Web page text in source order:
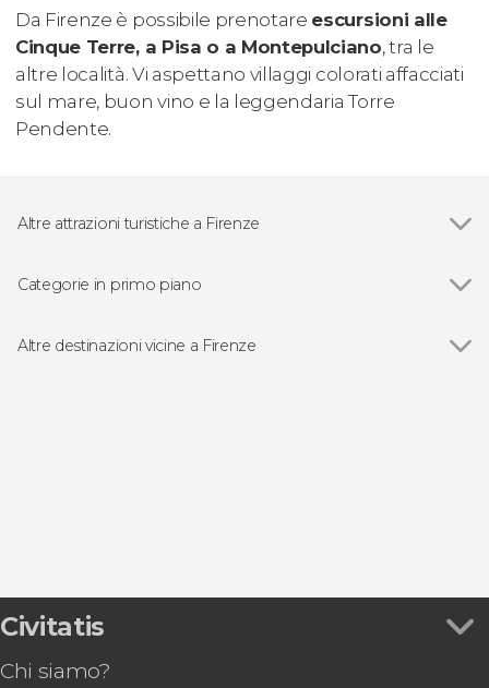
Da Firenze è possibile prenotare escursioni alle
Cinque Terre, a Pisa o a Montepulciano, tra le
altre località. Vi aspettano villaggi colorati affacciati
sul mare, buon vino e la leggendaria Torre
Pendente.
Altre attrazioni turistiche a Firenze
Ponte Vecchio
Galleria degli Uffizi
Categorie in primo piano
Free tour a Firenze
Altre destinazioni vicine a Firenze
Civitatis
Chi siamo?